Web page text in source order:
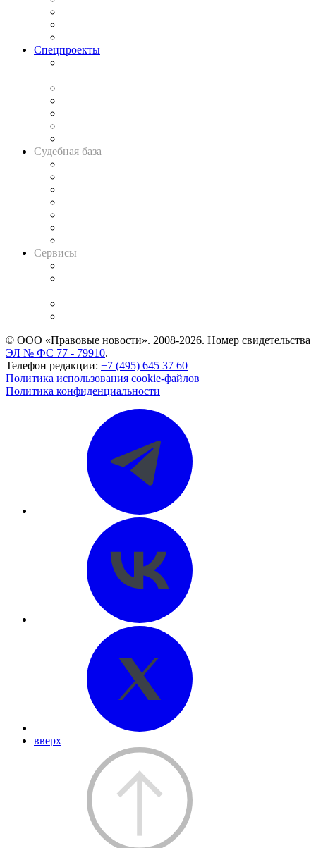
Спецпроекты
Судебная база
Сервисы
© ООО «Правовые новости». 2008-2026. Номер свидетельства
ЭЛ № ФС 77 - 79910.
Телефон редакции: +7 (495) 645 37 60
Политика использования cookie-файлов
Политика конфиденциальности
вверх